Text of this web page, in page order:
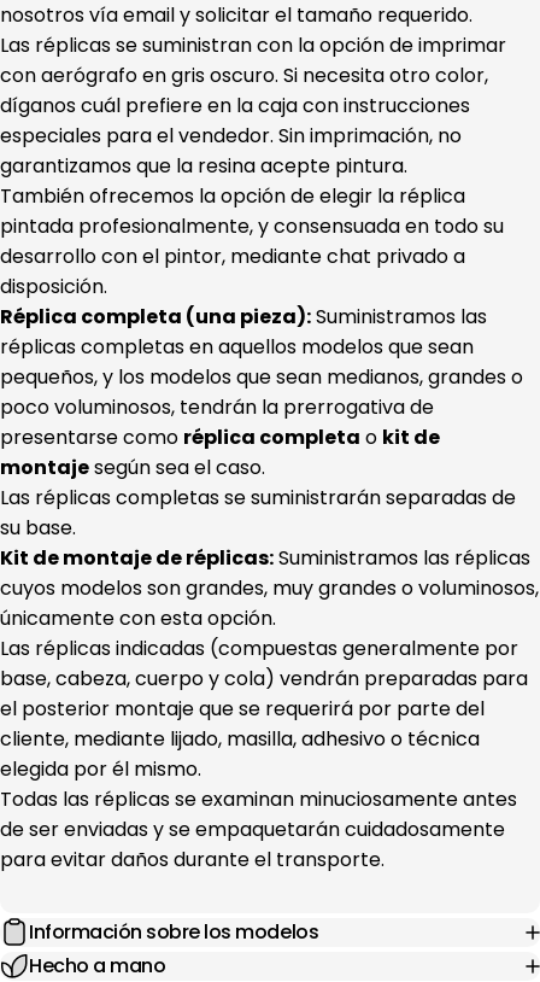
nosotros vía email y solicitar el tamaño requerido.
Las réplicas se suministran con la opción de imprimar
con aerógrafo en gris oscuro. Si necesita otro color,
díganos cuál prefiere en la caja con instrucciones
especiales para el vendedor. Sin imprimación, no
garantizamos que la resina acepte pintura.
También ofrecemos la opción de elegir la réplica
pintada profesionalmente, y consensuada en todo su
desarrollo con el pintor, mediante chat privado a
disposición.
Réplica completa (una pieza):Suministramos las
réplicas completas en aquellos modelos que sean
pequeños, y los modelos que sean medianos, grandes o
poco voluminosos, tendrán la prerrogativa de
presentarse como réplica completa o kit de
montajesegún sea el caso.
Las réplicas completas se suministrarán separadas de
su base.
Kit de montaje de réplicas:Suministramos las réplicas
cuyos modelos son grandes, muy grandes o voluminosos,
únicamente con esta opción.
Las réplicas indicadas (compuestas generalmente por
base, cabeza, cuerpo y cola) vendrán preparadas para
el posterior montaje que se requerirá por parte del
cliente, mediante lijado, masilla, adhesivo o técnica
elegida por él mismo.
Todas las réplicas se examinan minuciosamente antes
de ser enviadas y se empaquetarán cuidadosamente
para evitar daños durante el transporte.
Información sobre los modelos
Hecho a mano